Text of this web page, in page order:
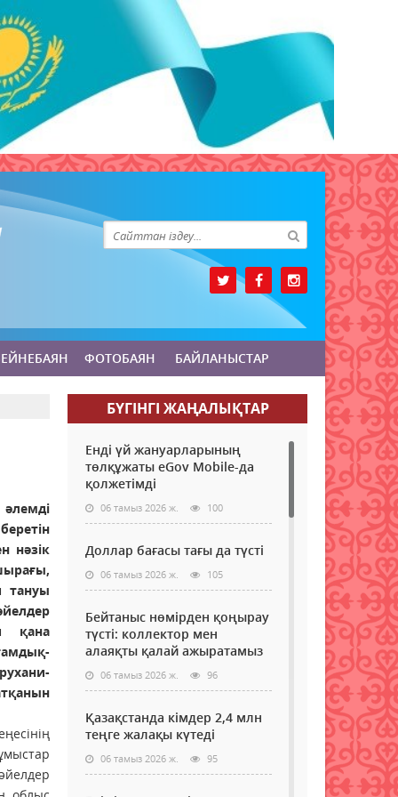
ФОТОБАЯН БАЙЛАНЫСТАР
нәзік
тануы
қана
БҮГІНГI ЖАҢАЛЫҚТАР
Енді үй жануарларының
төлқұжаты eGov Mobile-да
қолжетімді
06 тамыз 2026 ж. 100
Доллар бағасы тағы да түсті
06 тамыз 2026 ж. 105
Бейтаныс нөмірден қоңырау
түсті: коллектор мен
алаяқты қалай ажыратамыз
06 тамыз 2026 ж. 96
Қазақстанда кімдер 2,4 млн
теңге жалақы күтеді
06 тамыз 2026 ж. 95